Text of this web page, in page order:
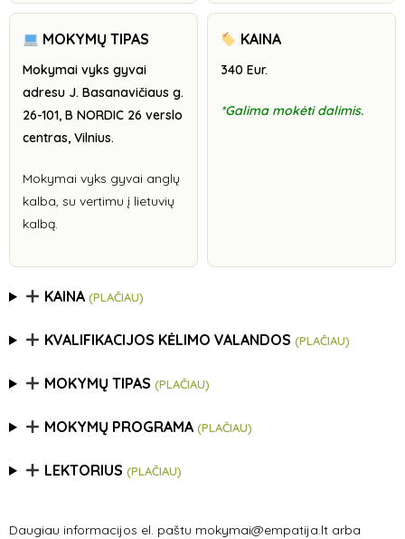
MOKYMŲ TIPAS
Mokymai vyks gyvai
adresu J. Basanavičiaus g.
26-101, B NORDIC 26 verslo
centras, Vilnius.
Mokymai vyks gyvai anglų
kalba, su vertimu į lietuvių
kalbą.
KAINA
340 Eur.
*Galima mokėti dalimis.
KAINA(PLAČIAU)
KVALIFIKACIJOS KĖLIMO VALANDOS(PLAČIAU)
MOKYMŲ TIPAS(PLAČIAU)
MOKYMŲ PROGRAMA(PLAČIAU)
LEKTORIUS(PLAČIAU)
Daugiau informacijos el. paštu mokymai@empatija.lt arba